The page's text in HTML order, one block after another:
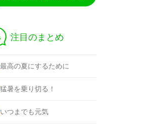
注目のまとめ
最高の夏にするために
猛暑を乗り切る！
いつまでも元気